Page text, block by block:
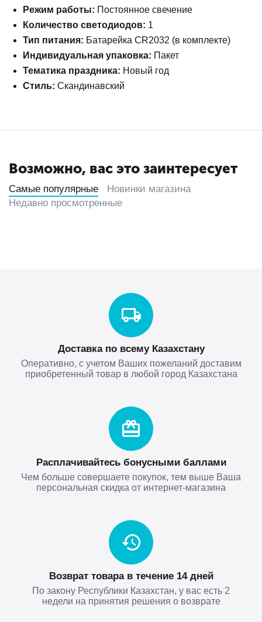
Режим работы: Постоянное свечение
Количество светодиодов: 1
Тип питания: Батарейка CR2032 (в комплекте)
Индивидуальная упаковка: Пакет
Тематика праздника: Новый год
Стиль: Скандинавский
Возможно, вас это заинтересует
Самые популярные
Новинки магазина
Недавно просмотренные
Доставка по всему Казахстану
Оперативно, с учетом Ваших пожеланий доставим
приобретенный товар в любой город Казахстана
Расплачивайтесь бонусными баллами
Чем больше совершаете покупок, тем выше Ваша
персональная скидка от интернет-магазина
Возврат товара в течение 14 дней
По закону Республики Казахстан, у вас есть 2
недели на принятия решения о возврате